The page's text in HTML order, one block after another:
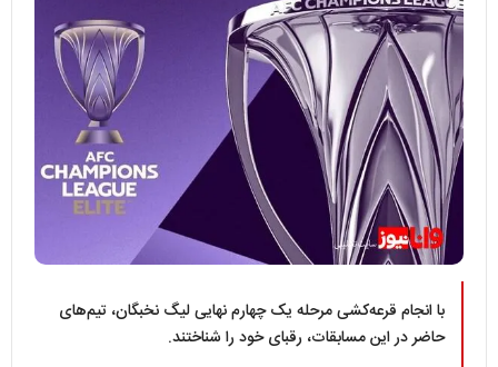
با انجام قرعه‌کشی مرحله یک چهارم نهایی لیگ نخبگان، تیم‌های
حاضر در این مسابقات، رقبای خود را شناختند.